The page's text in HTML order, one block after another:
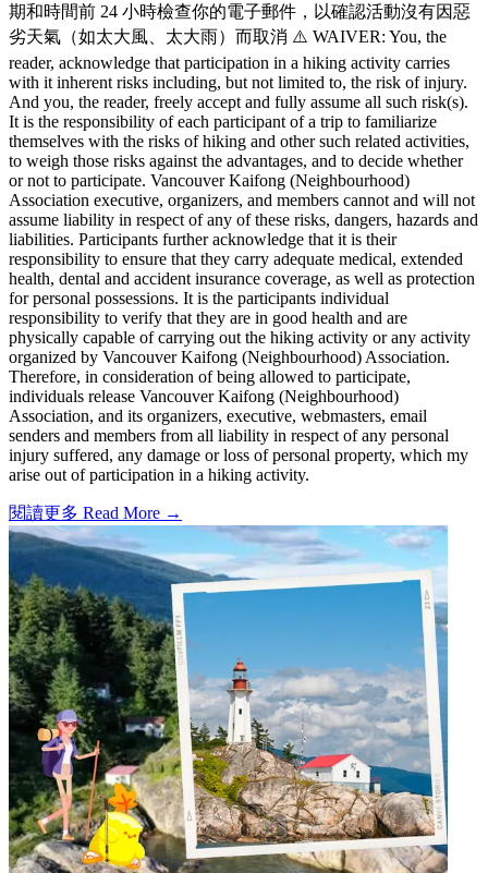
期和時間前 24 小時檢查你的電子郵件，以確認活動沒有因惡
劣天氣（如太大風、太大雨）而取消 ⚠️ WAIVER: You, the
reader, acknowledge that participation in a hiking activity carries
with it inherent risks including, but not limited to, the risk of injury.
And you, the reader, freely accept and fully assume all such risk(s).
It is the responsibility of each participant of a trip to familiarize
themselves with the risks of hiking and other such related activities,
to weigh those risks against the advantages, and to decide whether
or not to participate. Vancouver Kaifong (Neighbourhood)
Association executive, organizers, and members cannot and will not
assume liability in respect of any of these risks, dangers, hazards and
liabilities. Participants further acknowledge that it is their
responsibility to ensure that they carry adequate medical, extended
health, dental and accident insurance coverage, as well as protection
for personal possessions. It is the participants individual
responsibility to verify that they are in good health and are
physically capable of carrying out the hiking activity or any activity
organized by Vancouver Kaifong (Neighbourhood) Association.
Therefore, in consideration of being allowed to participate,
individuals release Vancouver Kaifong (Neighbourhood)
Association, and its organizers, executive, webmasters, email
senders and members from all liability in respect of any personal
injury suffered, any damage or loss of personal property, which my
arise out of participation in a hiking activity.
閱讀更多 Read More →